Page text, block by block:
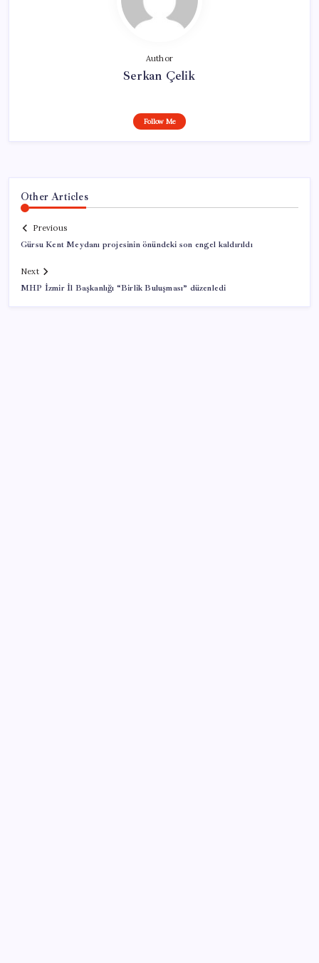
Author
Serkan Çelik
Follow Me
Other Articles
Previous
Gürsu Kent Meydanı projesinin önündeki son engel kaldırıldı
Next
MHP İzmir İl Başkanlığı “Birlik Buluşması” düzenledi